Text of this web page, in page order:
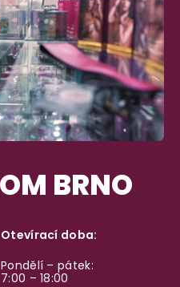
BRNO
Otevírací doba:
Pondělí – pátek:
7:00 – 18:00